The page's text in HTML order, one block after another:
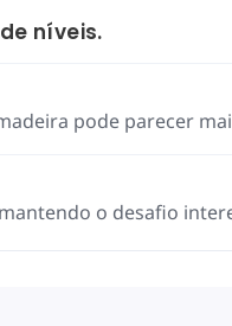
níveis.
pode parecer
o desafio